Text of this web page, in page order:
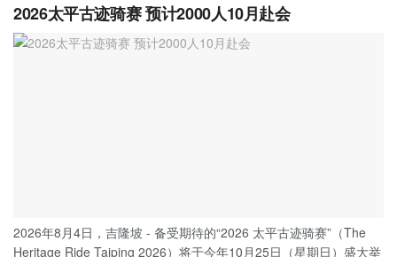
2026太平古迹骑赛 预计2000人10月赴会
2026年8月4日，吉隆坡 - 备受期待的“2026 太平古迹骑赛”（The
Heritage Ride Taiping 2026）将于今年10月25日（星期日）盛大举